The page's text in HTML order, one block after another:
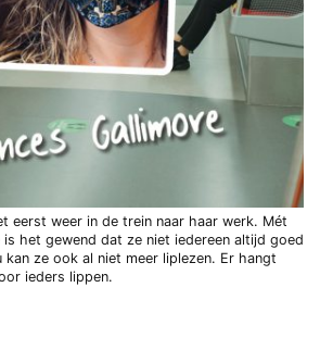
eerst weer in de trein naar haar werk. Mét
is het gewend dat ze niet iedereen altijd goed
kan ze ook al niet meer liplezen. Er hangt
ieders lippen.